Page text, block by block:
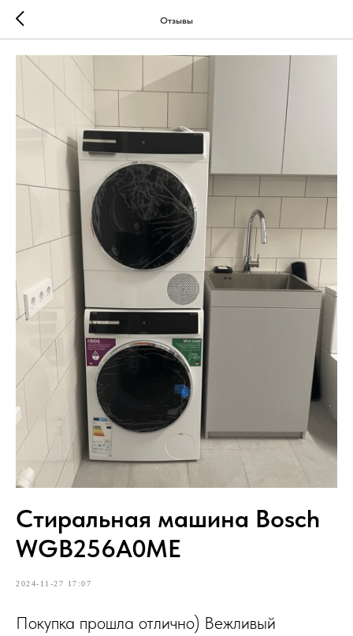
Отзывы
Стиральная машина Bosch
WGB256A0ME
2024-11-27 17:07
Покупка прошла отлично) Вежливый